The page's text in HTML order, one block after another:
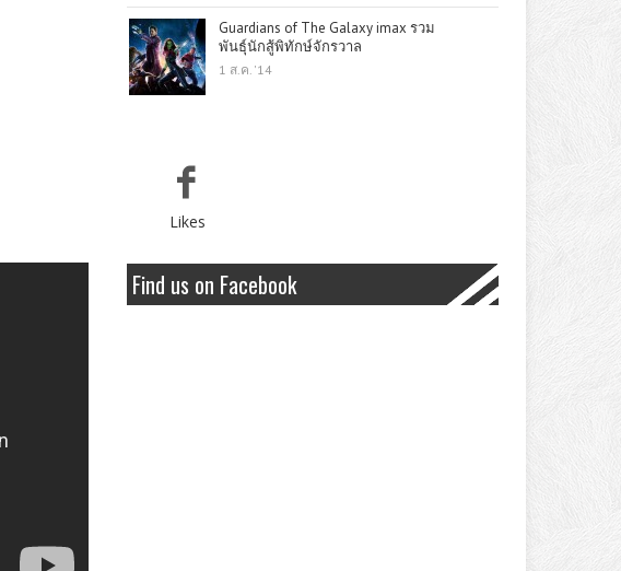
Guardians of The Galaxy imax รวม
พันธุ์นักสู้พิทักษ์จักรวาล
1 ส.ค. '14
Likes
Find us on Facebook